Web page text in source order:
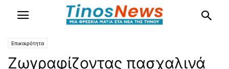
Επικαιρότητα
Ζωγραφίζοντας πασχαλινά